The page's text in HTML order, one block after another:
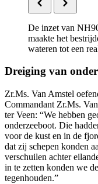
De inzet van
maakte het
wateren tot een
Dreiging van
Zr.Ms. Van Amstel
Commandant Zr.Ms.
ter Veen: “We hebben
onderzeeboot. Die
voor de kust en in de
dat zij schepen konden
verschuilen achter
in te zetten konden we
tegenhouden.”